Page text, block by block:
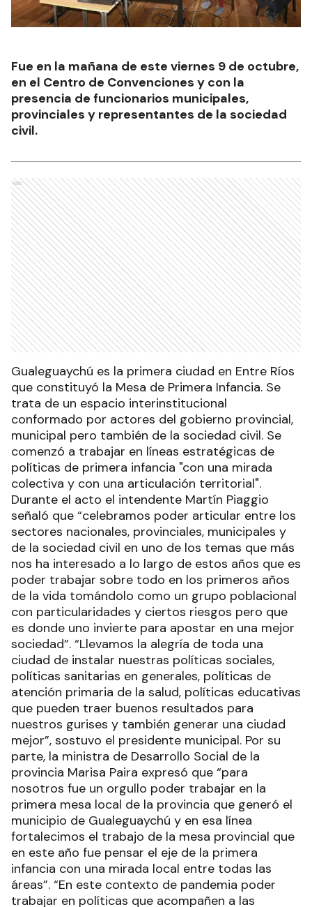
Fue en la mañana de este viernes 9 de octubre,
en el Centro de Convenciones y con la
presencia de funcionarios municipales,
provinciales y representantes de la sociedad
civil.
Ads
Gualeguaychú es la primera ciudad en Entre Ríos
que constituyó la Mesa de Primera Infancia. Se
trata de un espacio interinstitucional
conformado por actores del gobierno provincial,
municipal pero también de la sociedad civil. Se
comenzó a trabajar en líneas estratégicas de
políticas de primera infancia "con una mirada
colectiva y con una articulación territorial".
Durante el acto el intendente Martín Piaggio
señaló que “celebramos poder articular entre los
sectores nacionales, provinciales, municipales y
de la sociedad civil en uno de los temas que más
nos ha interesado a lo largo de estos años que es
poder trabajar sobre todo en los primeros años
de la vida tomándolo como un grupo poblacional
con particularidades y ciertos riesgos pero que
es donde uno invierte para apostar en una mejor
sociedad”. “Llevamos la alegría de toda una
ciudad de instalar nuestras políticas sociales,
políticas sanitarias en generales, políticas de
atención primaria de la salud, políticas educativas
que pueden traer buenos resultados para
nuestros gurises y también generar una ciudad
mejor”, sostuvo el presidente municipal. Por su
parte, la ministra de Desarrollo Social de la
provincia Marisa Paira expresó que “para
nosotros fue un orgullo poder trabajar en la
primera mesa local de la provincia que generó el
municipio de Gualeguaychú y en esa línea
fortalecimos el trabajo de la mesa provincial que
en este año fue pensar el eje de la primera
infancia con una mirada local entre todas las
áreas”. “En este contexto de pandemia poder
trabajar en políticas que acompañen a las